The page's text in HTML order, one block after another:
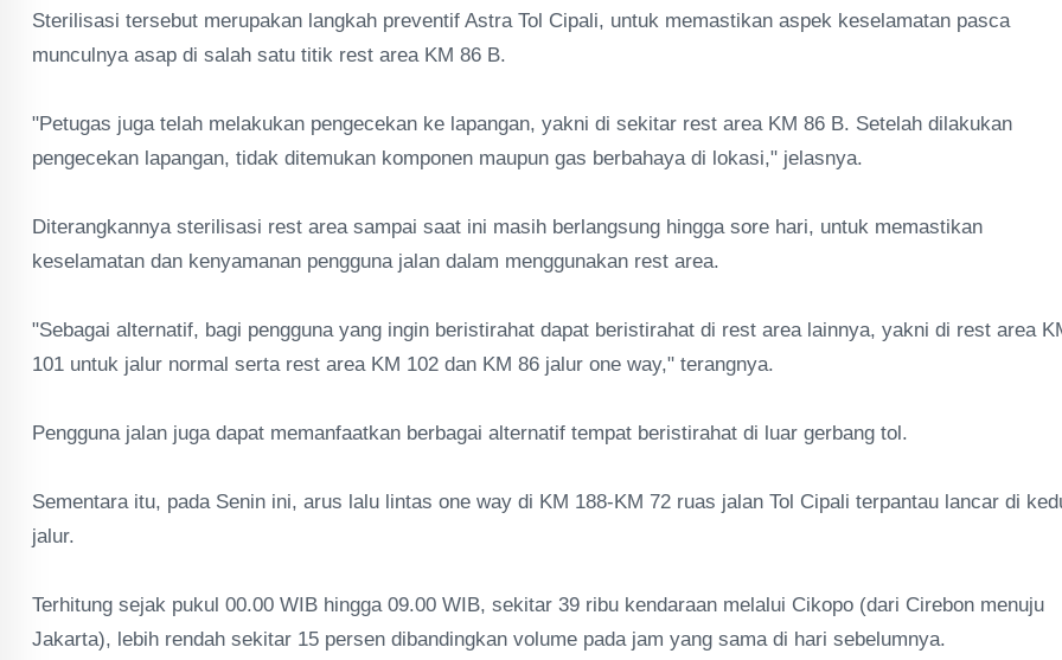
Sterilisasi tersebut merupakan langkah preventif Astra Tol Cipali, untuk memastikan aspek keselamatan pasca
munculnya asap di salah satu titik rest area KM 86 B.
"Petugas juga telah melakukan pengecekan ke lapangan, yakni di sekitar rest area KM 86 B. Setelah dilakukan
pengecekan lapangan, tidak ditemukan komponen maupun gas berbahaya di lokasi," jelasnya.
Diterangkannya sterilisasi rest area sampai saat ini masih berlangsung hingga sore hari, untuk memastikan
keselamatan dan kenyamanan pengguna jalan dalam menggunakan rest area.
"Sebagai alternatif, bagi pengguna yang ingin beristirahat dapat beristirahat di rest area lainnya, yakni di rest area
101 untuk jalur normal serta rest area KM 102 dan KM 86 jalur one way," terangnya.
Pengguna jalan juga dapat memanfaatkan berbagai alternatif tempat beristirahat di luar gerbang tol.
Sementara itu, pada Senin ini, arus lalu lintas one way di KM 188-KM 72 ruas jalan Tol Cipali terpantau lancar di
jalur.
Terhitung sejak pukul 00.00 WIB hingga 09.00 WIB, sekitar 39 ribu kendaraan melalui Cikopo (dari Cirebon menuju
Jakarta), lebih rendah sekitar 15 persen dibandingkan volume pada jam yang sama di hari sebelumnya.